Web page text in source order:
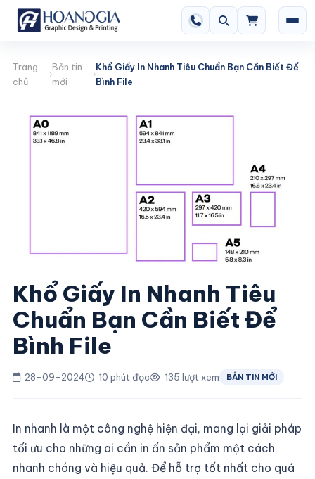
Trang
chủ
Bản tin
mới
Khổ Giấy In Nhanh Tiêu Chuẩn Bạn Cần Biết Để
Bình File
Khổ Giấy In Nhanh Tiêu
Chuẩn Bạn Cần Biết Để
Bình File
28-09-2024 10 phút đọc 135 lượt xem BẢN TIN MỚI
In nhanh là một công nghệ hiện đại, mang lại giải pháp
tối ưu cho những ai cần in ấn sản phẩm một cách
nhanh chóng và hiệu quả. Để hỗ trợ tốt nhất cho quá